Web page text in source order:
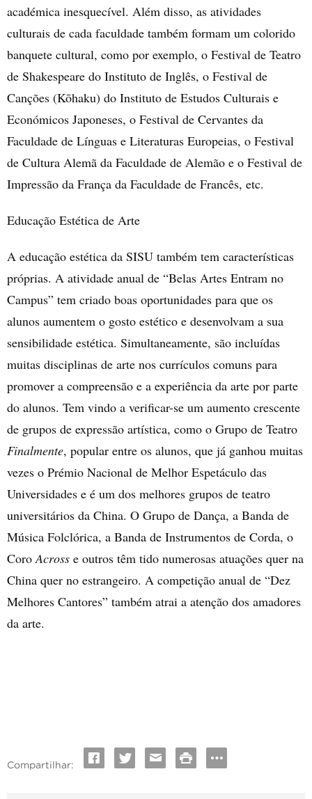
académica inesquecível. Além disso, as atividades
culturais de cada faculdade também formam um colorido
banquete cultural, como por exemplo, o Festival de Teatro
de Shakespeare do Instituto de Inglês, o Festival de
Canções (Kōhaku) do Instituto de Estudos Culturais e
Económicos Japoneses, o Festival de Cervantes da
Faculdade de Línguas e Literaturas Europeias, o Festival
de Cultura Alemã da Faculdade de Alemão e o Festival de
Impressão da França da Faculdade de Francês, etc.
Educação Estética de Arte
A educação estética da SISU também tem características
próprias. A atividade anual de “Belas Artes Entram no
Campus” tem criado boas oportunidades para que os
alunos aumentem o gosto estético e desenvolvam a sua
sensibilidade estética. Simultaneamente, são incluídas
muitas disciplinas de arte nos currículos comuns para
promover a compreensão e a experiência da arte por parte
do alunos. Tem vindo a verificar-se um aumento crescente
de grupos de expressão artística, como o Grupo de Teatro
Finalmente, popular entre os alunos, que já ganhou muitas
vezes o Prémio Nacional de Melhor Espetáculo das
Universidades e é um dos melhores grupos de teatro
universitários da China. O Grupo de Dança, a Banda de
Música Folclórica, a Banda de Instrumentos de Corda, o
CoroAcross e outros têm tido numerosas atuações quer na
China quer no estrangeiro. A competição anual de “Dez
Melhores Cantores” também atrai a atenção dos amadores
da arte.
Compartilhar: